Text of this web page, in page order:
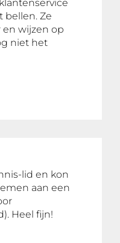
bellen. Ze
wijzen op
niet het
lid en kon
aan een
Heel fijn!